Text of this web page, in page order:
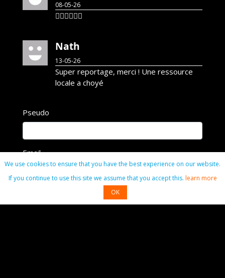
08-05-26
👍🏻👍🏻👍🏻
Nath
13-05-26
Super reportage, merci ! Une ressource
locale a choyé
Pseudo
Email
We use cookies to ensure that you have the best experience on our website.
If you continue to use this site we assume that you accept this. learn more
OK